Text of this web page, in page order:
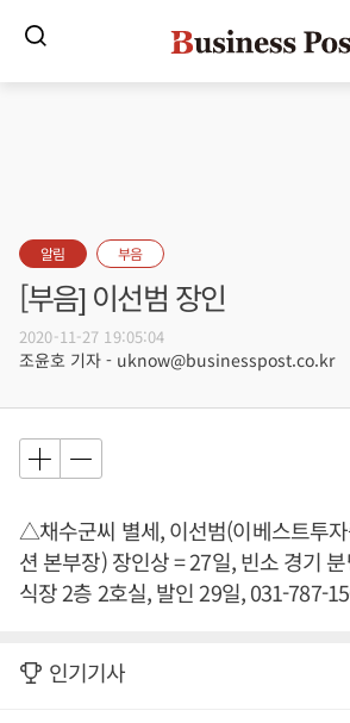
알림 부음
[부음] 이선범 장인
2020-11-27 19:05:04
조윤호 기자 - uknow@businesspost.co.kr
△채수군씨 별세, 이선범(이베스트투
션 본부장) 장인상 = 27일, 빈소 경기
식장 2층 2호실, 발인 29일, 031-787-
인기기사